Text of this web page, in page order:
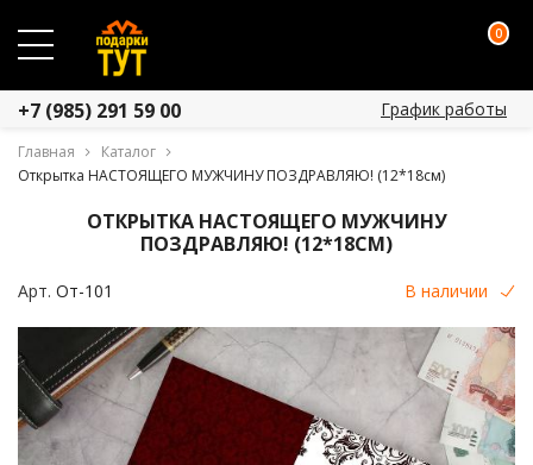
0
+7 (985) 291 59 00 График работы
Главная
Каталог
Открытка НАСТОЯЩЕГО МУЖЧИНУ ПОЗДРАВЛЯЮ! (12*18см)
ОТКРЫТКА НАСТОЯЩЕГО МУЖЧИНУ
ПОЗДРАВЛЯЮ! (12*18СМ)
Арт. От-101 В наличии